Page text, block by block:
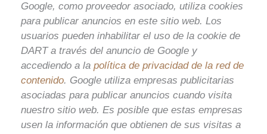
Google, como proveedor asociado, utiliza cookies
para publicar anuncios en este sitio web. Los
usuarios pueden inhabilitar el uso de la cookie de
DART a través del anuncio de Google y
accediendo a la política de privacidad de la red de
contenido. Google utiliza empresas publicitarias
asociadas para publicar anuncios cuando visita
nuestro sitio web. Es posible que estas empresas
usen la información que obtienen de sus visitas a